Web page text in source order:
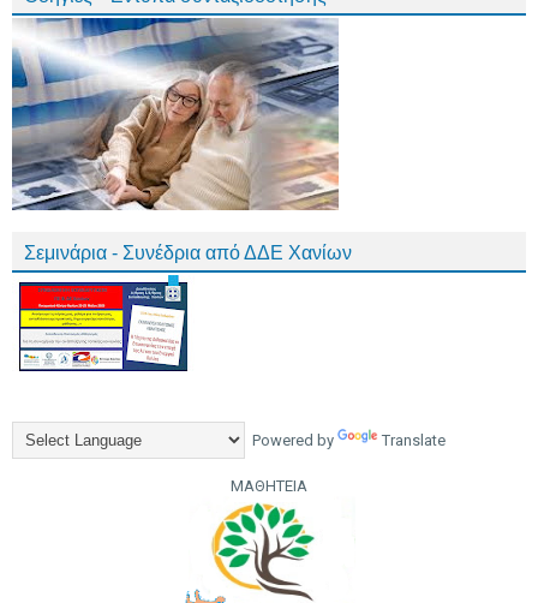
Σεμινάρια - Συνέδρια από ΔΔΕ Χανίων
Powered by Translate
ΜΑΘΗΤΕΙΑ